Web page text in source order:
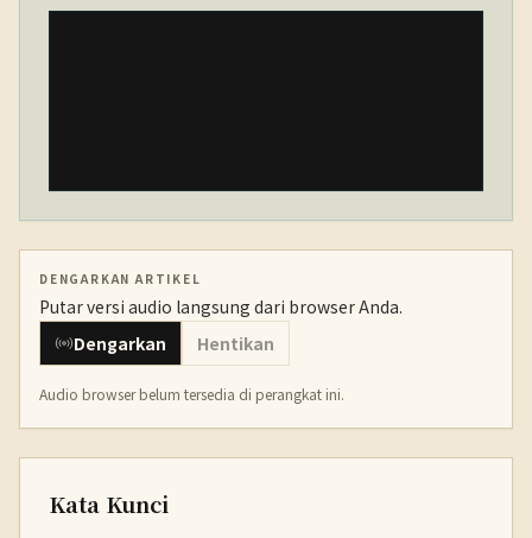
DENGARKAN ARTIKEL
Putar versi audio langsung dari browser Anda.
Dengarkan
Hentikan
Audio browser belum tersedia di perangkat ini.
Kata Kunci